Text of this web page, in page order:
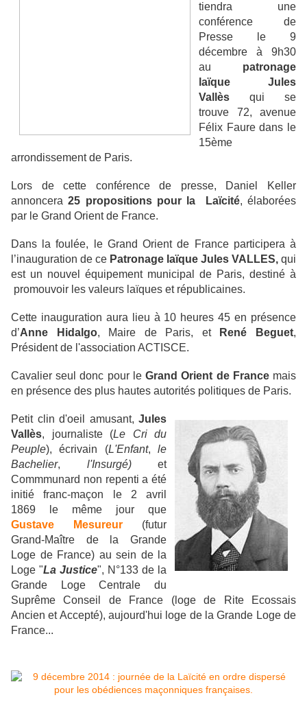
tiendra une
conférence de
Presse le 9
décembre à 9h30
au patronage
laïque Jules
Vallès qui se
trouve 72, avenue
Félix Faure dans le
15ème
arrondissement de Paris.
Lors de cette conférence de presse, Daniel Keller
annoncera25 propositions pour la Laïcité, élaborées
par le Grand Orient de France.
Dans la foulée,
le Grand Orient de France participera à
l’inauguration de ce Patronage laïque Jules VALLES, qui
est un nouvel équipement municipal de Paris, destiné à
promouvoir les valeurs laïques et républicaines.
Cette inauguration aura lieu à 10 heures 45 en présence
d’Anne Hidalgo, Maire de Paris, et René Beguet,
Président de l'association ACTISCE.
Cavalier seul donc pour leGrand Orient de Francemais
en présence des plus hautes autorités politiques de Paris.
Petit clin d'oeil amusant, Jules
Vallès, journaliste (Le Cri du
Peuple), écrivain (L'Enfant,le
Bachelier, l'Insurgé)et
Commmunard non repenti a été
initié franc-maçon le 2 avril
1869 le même jour que
Gustave Mesureur (futur
Grand-Maître de la Grande
Loge de France) au sein de la
Loge "La Justice", N°133 de la
Grande Loge Centrale du
Suprême Conseil de France (loge de Rite Ecossais
Ancien et Accepté), aujourd'hui loge de la Grande Loge de
France...